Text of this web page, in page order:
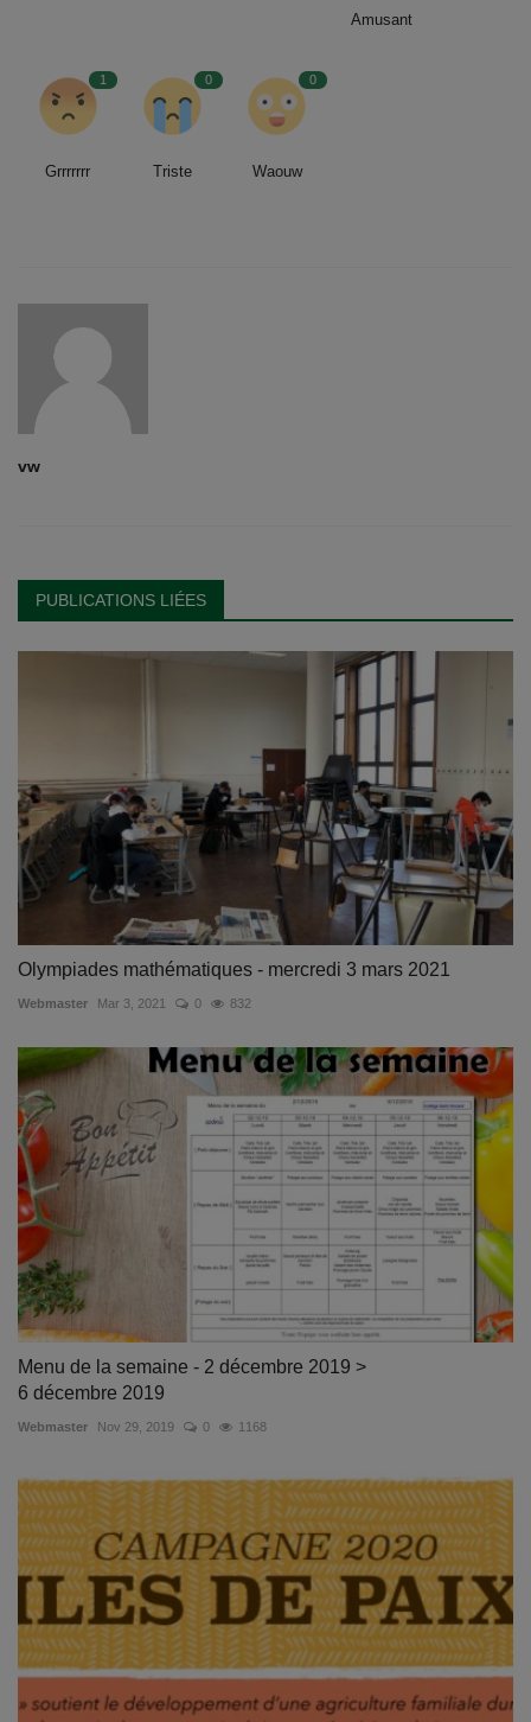
Amusant
1
Grrrrrrr
0
Triste
0
Waouw
vw
PUBLICATIONS LIÉES
Olympiades mathématiques - mercredi 3 mars 2021
Webmaster Mar 3, 2021 0 832
Menu de la semaine - 2 décembre 2019 >
6 décembre 2019
Webmaster Nov 29, 2019 0 1168